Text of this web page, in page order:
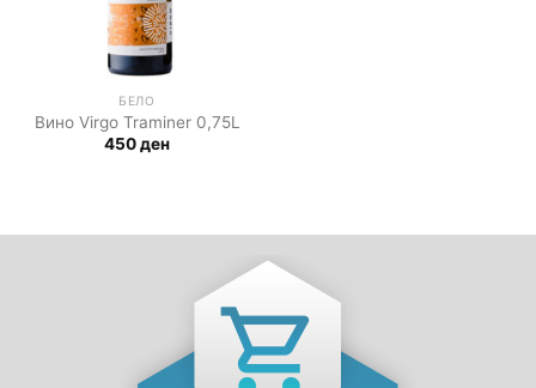
БЕЛО
Вино Virgo Traminer 0,75L
450ден